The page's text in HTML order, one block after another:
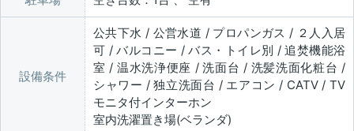
設備条件
公共下水 / 公営水道 / プロパンガス / ２人入居
可 / バルコニー / バス・トイレ別 / 追焚機能浴
室 / 温水洗浄便座 / 洗面台 / 洗髪洗面化粧台 /
シャワー / 独立洗面台 / エアコン / CATV / TV
モニタ付インターホン
室内洗濯置き場(ベランダ)